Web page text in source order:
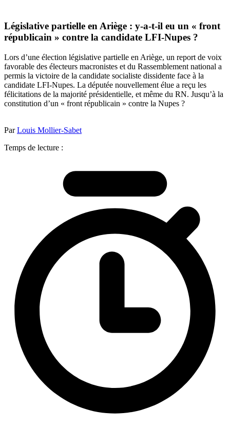
Législative partielle en Ariège : y-a-t-il eu un « front
républicain » contre la candidate LFI-Nupes ?
Lors d’une élection législative partielle en Ariège, un report de voix
favorable des électeurs macronistes et du Rassemblement national a
permis la victoire de la candidate socialiste dissidente face à la
candidate LFI-Nupes. La députée nouvellement élue a reçu les
félicitations de la majorité présidentielle, et même du RN. Jusqu’à la
constitution d’un « front républicain » contre la Nupes ?
ParLouis Mollier-Sabet
Temps de lecture :